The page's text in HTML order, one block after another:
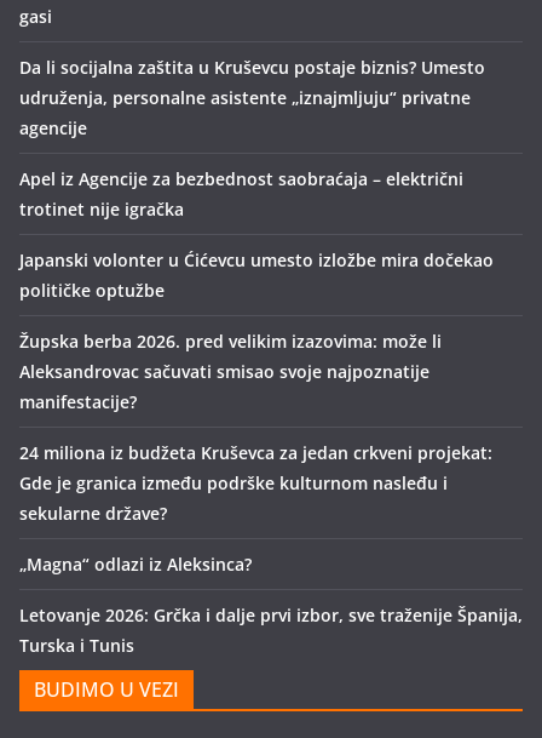
gasi
Da li socijalna zaštita u Kruševcu postaje biznis? Umesto
udruženja, personalne asistente „iznajmljuju“ privatne
agencije
Apel iz Agencije za bezbednost saobraćaja – električni
trotinet nije igračka
Japanski volonter u Ćićevcu umesto izložbe mira dočekao
političke optužbe
Župska berba 2026. pred velikim izazovima: može li
Aleksandrovac sačuvati smisao svoje najpoznatije
manifestacije?
24 miliona iz budžeta Kruševca za jedan crkveni projekat:
Gde je granica između podrške kulturnom nasleđu i
sekularne države?
„Magna“ odlazi iz Aleksinca?
Letovanje 2026: Grčka i dalje prvi izbor, sve traženije Španija,
Turska i Tunis
BUDIMO U VEZI